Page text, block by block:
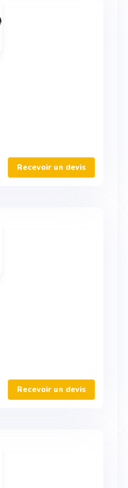
Recevoir un devis
Recevoir un devis